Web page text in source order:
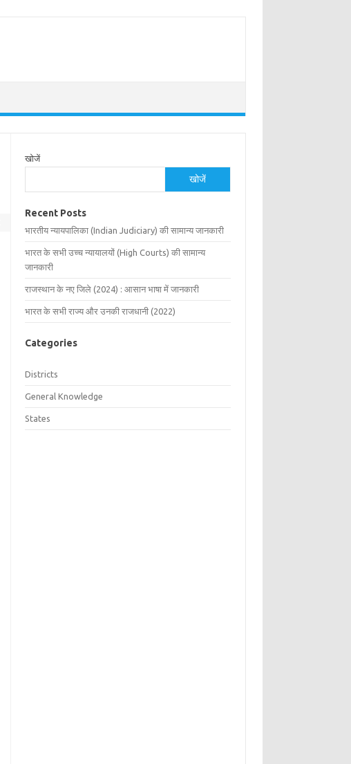
खोजें
खोजें
Recent Posts
भारतीय न्यायपालिका (Indian Judiciary) की सामान्य जानकारी
भारत के सभी उच्च न्यायालयों (High Courts) की सामान्य
जानकारी
राजस्थान के नए जिले (2024) : आसान भाषा में जानकारी
भारत के सभी राज्य और उनकी राजधानी (2022)
Categories
Districts
General Knowledge
States